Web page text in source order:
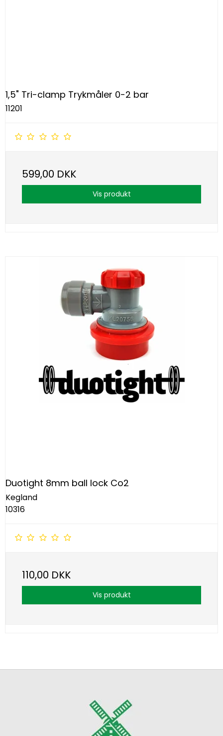
1,5" Tri-clamp Trykmåler 0-2 bar
11201
599,00 DKK
Vis produkt
Duotight 8mm ball lock Co2
Kegland
10316
110,00 DKK
Vis produkt